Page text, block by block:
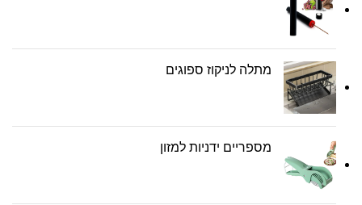
מתלה לניקוז ספוגים
מספריים ידניות למזון